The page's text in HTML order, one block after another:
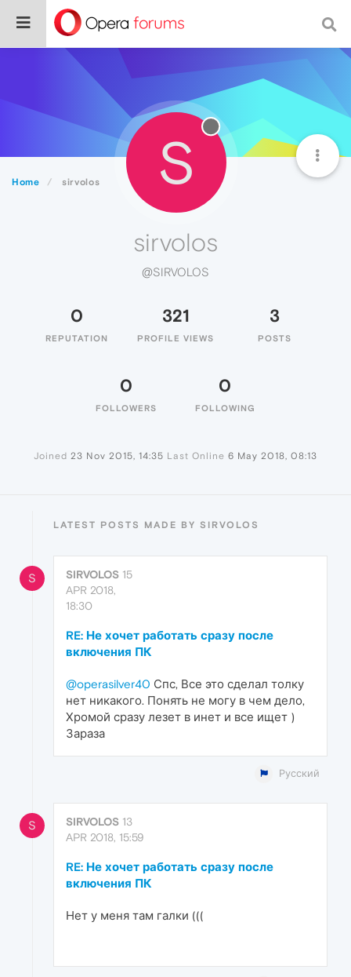
Home sirvolos S
sirvolos
@SIRVOLOS
0
REPUTATION
321
PROFILE VIEWS
3
POSTS
0
FOLLOWERS
0
FOLLOWING
Joined 23 Nov 2015, 14:35 Last Online 6 May 2018, 08:13
LATEST POSTS MADE BY SIRVOLOS
S SIRVOLOS 15
APR 2018,
18:30
RE: Не хочет работать сразу после
включения ПК
@operasilver40 Спс, Все это сделал толку
нет никакого. Понять не могу в чем дело,
Хромой сразу лезет в инет и все ищет )
Зараза
Русский
S SIRVOLOS 13
APR 2018, 15:59
RE: Не хочет работать сразу после
включения ПК
Нет у меня там галки (((